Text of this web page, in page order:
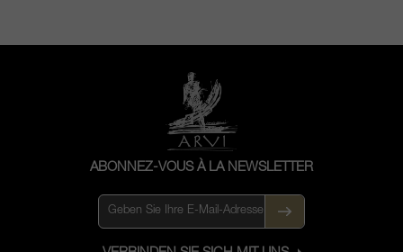
ABONNEZ-VOUS À LA NEWSLETTER